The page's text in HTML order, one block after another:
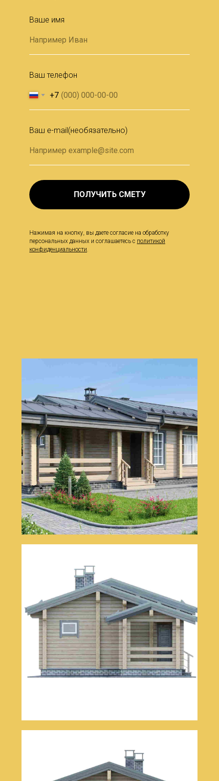
Ваше имя
Ваш телефон
+7
Ваш e-mail(необязательно)
ПОЛУЧИТЬ СМЕТУ
Нажимая на кнопку, вы даете согласие на обработку
персональных данных и соглашаетесь c политикой
конфиденциальности